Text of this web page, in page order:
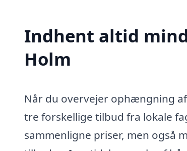
Indhent altid
Holm
Når du overvejer ophængning
tre forskellige tilbud fra lokale
sammenligne priser, men også